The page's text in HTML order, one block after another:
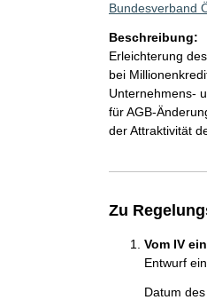
Bundesverband
Beschreibung:
Erleichterung
bei
Unternehmens-
für AGB-
der Attraktivität
Zu
Vom IV
Entwurf
Datum